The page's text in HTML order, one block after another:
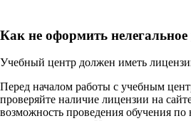
Как не оформить нелегальное
Учебный центр должен иметь
Перед началом работы с учебным
проверяйте наличие лицензии на
возможность проведения обучения